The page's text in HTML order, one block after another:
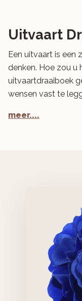
Uitvaart
Een uitvaart is een
denken. Hoe zou u
uitvaartdraaiboek
wensen vast te
meer....